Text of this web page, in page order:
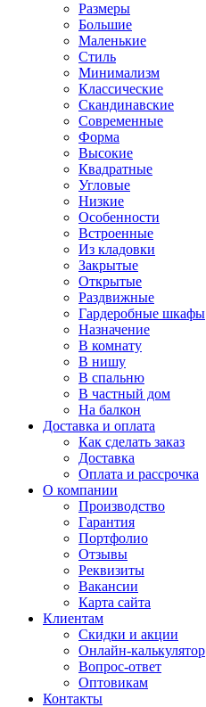
Размеры
Большие
Маленькие
Стиль
Минимализм
Классические
Скандинавские
Современные
Форма
Высокие
Квадратные
Угловые
Низкие
Особенности
Встроенные
Из кладовки
Закрытые
Открытые
Раздвижные
Гардеробные шкафы
Назначение
В комнату
В нишу
В спальню
В частный дом
На балкон
Доставка и оплата
Как сделать заказ
Доставка
Оплата и рассрочка
О компании
Производство
Гарантия
Портфолио
Отзывы
Реквизиты
Вакансии
Карта сайта
Клиентам
Скидки и акции
Онлайн-калькулятор
Вопрос-ответ
Оптовикам
Контакты